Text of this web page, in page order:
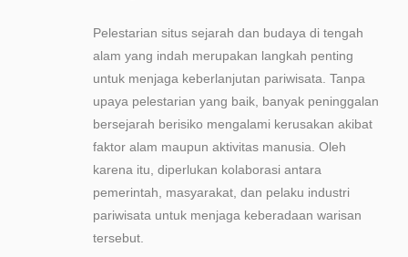
Pelestarian situs sejarah dan budaya di tengah
alam yang indah merupakan langkah penting
untuk menjaga keberlanjutan pariwisata. Tanpa
upaya pelestarian yang baik, banyak peninggalan
bersejarah berisiko mengalami kerusakan akibat
faktor alam maupun aktivitas manusia. Oleh
karena itu, diperlukan kolaborasi antara
pemerintah, masyarakat, dan pelaku industri
pariwisata untuk menjaga keberadaan warisan
tersebut.